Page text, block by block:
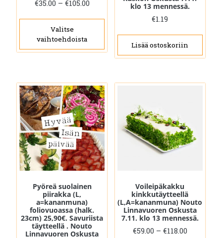
€35.00 – €105.00Hintaluokka:
Valitse
vaihtoehdoista
Tällä
useampi
tehdä
valinnat
tuotteen
sivulla.
klo 13 mennessä.
€1.19
Lisää ostoskoriin
Pyöreä suolainen
piirakka (L,
a=kananmuna)
foliovuoassa (halk.
23cm) 25,90€. Savuriista
täytteellä . Nouto
Linnavuoren Oskusta
Voileipäkakku
kinkkutäytteellä
(L,A=kananmuna) Nouto
Linnavuoren Oskusta
7.11. klo 13 mennessä.
€59.00 – €118.00